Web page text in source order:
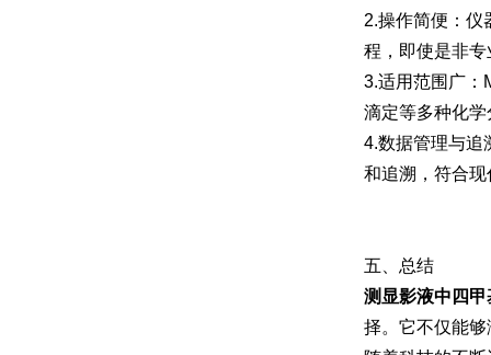
2.操作简便：仪
程，即使是非
3.适用范围广：
滴定等多种化
4.数据管理与追
和追溯，符合
五、总结
测显影液中四
择。它不仅能